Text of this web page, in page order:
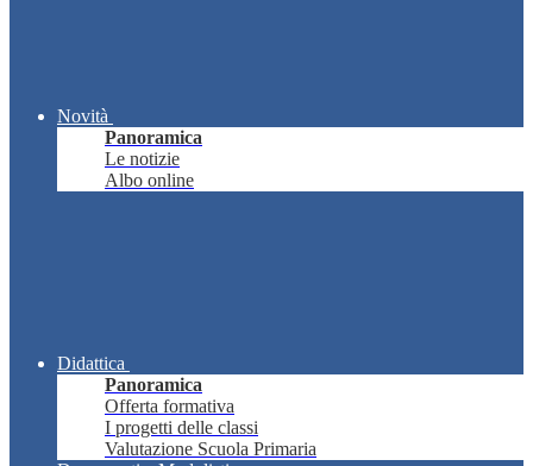
Novità
Panoramica
Le notizie
Albo online
Didattica
Panoramica
Offerta formativa
I progetti delle classi
Valutazione Scuola Primaria